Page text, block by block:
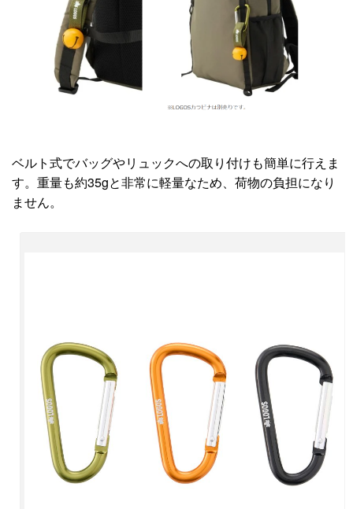
ベルト式でバッグやリュックへの取り付けも簡単に行えま
す。重量も約35gと非常に軽量なため、荷物の負担になり
ません。